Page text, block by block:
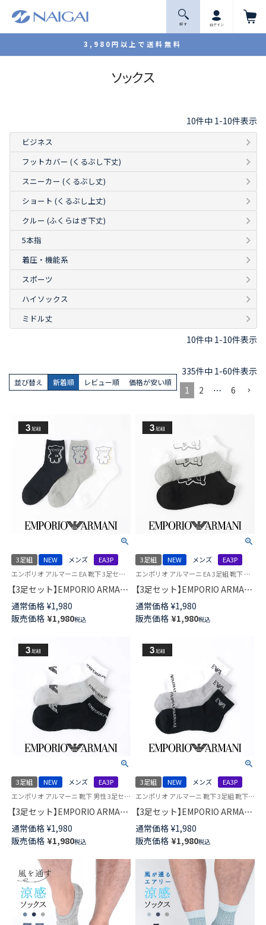
3,980円以上で送料無料
探 す ログイン
ソックス
10件中 1-10件表示
ビジネス
フットカバー (くるぶし下丈)
スニーカー (くるぶし丈)
ショート (くるぶし上丈)
クルー (ふくらはぎ下丈)
5本指
着圧・機能系
スポーツ
ハイソックス
ミドル丈
10件中 1-10件表示
並び替え 新着順 レビュー順 価格が安い順
335件中 1-60件表示
1
2 … 6
3足組 NEW メンズ
EA3P
エンポリオ アルマーニ EA 靴下 3足セット
【3足セット】EMPORIO ARMANI
ショート丈 マンガベア つま先
かかとパイル カジュアルソック
ス メンズ 92342725
通常価格 ¥1,980
販売価格 ¥1,980税込
3足組 NEW メンズ
EA3P
エンポリオ アルマーニ EA 3足組 靴下 男性
【3足セット】EMPORIO ARMANI
スニーカー丈 つま先かかとパイ
ル カジュアルソックス メンズ
92342724
通常価格 ¥1,980
販売価格 ¥1,980税込
3足組 NEW メンズ
EA3P
エンポリオ アルマーニ 靴下 男性 3足セット EA
【3足セット】EMPORIO ARMANI
EAロゴ スニーカー丈 足底パイ
ル アーチサポート カジュアル
ソックス メンズ 92342723
通常価格 ¥1,980
販売価格 ¥1,980税込
3足組 NEW メンズ
EA3P
エンポリオ アルマーニ 靴下 3足組 靴下 男性
【3足セット】EMPORIO ARMANI
EAロゴ ショート丈 足底パイル
アーチサポート EA カジュアル
ソックス メンズ 92342722
通常価格 ¥1,980
販売価格 ¥1,980税込